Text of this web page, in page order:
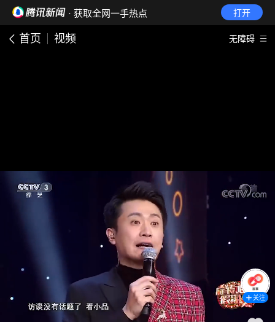
· 获取全网一手热点 打开
首页 视频 无障碍
关注